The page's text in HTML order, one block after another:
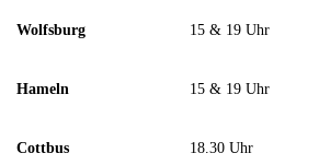
Wolfsburg 15 & 19 Uhr
Hameln 15 & 19 Uhr
Cottbus 18.30 Uhr